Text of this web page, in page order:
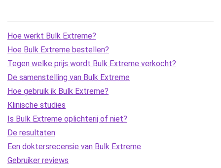
Hoe werkt Bulk Extreme?
Hoe Bulk Extreme bestellen?
Tegen welke prijs wordt Bulk Extreme verkocht?
De samenstelling van Bulk Extreme
Hoe gebruik ik Bulk Extreme?
Klinische studies
Is Bulk Extreme oplichterij of niet?
De resultaten
Een doktersrecensie van Bulk Extreme
Gebruiker reviews